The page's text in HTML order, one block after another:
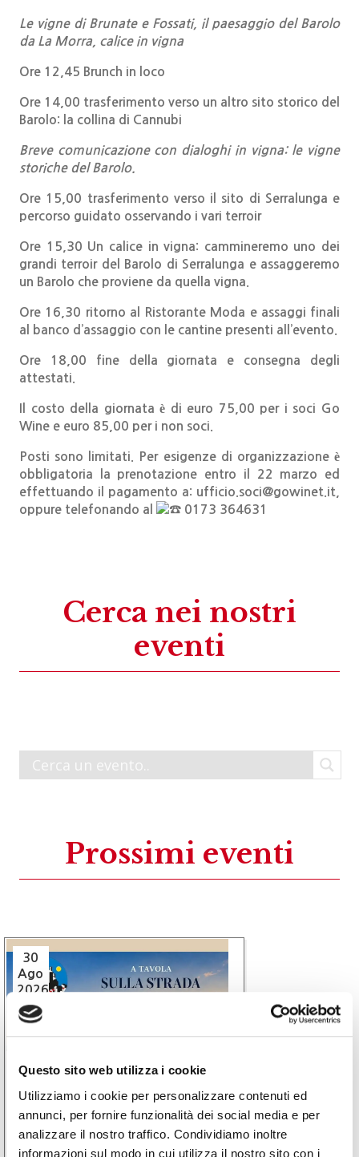
Questo sito web utilizza i cookie
Utilizziamo i cookie per personalizzare contenuti ed
annunci, per fornire funzionalità dei social media e per
analizzare il nostro traffico. Condividiamo inoltre
informazioni sul modo in cui utilizza il nostro sito con i
Le vigne di Brunate e Fossati, il paesaggio del Barolo
da La Morra, calice in vigna
Ore 12,45 Brunch in loco
Ore 14,00 trasferimento verso un altro sito storico del
Barolo: la collina di Cannubi
Breve comunicazione con dialoghi in vigna: le vigne
storiche del Barolo.
Ore 15,00 trasferimento verso il sito di Serralunga e
percorso guidato osservando i vari terroir
Ore 15,30 Un calice in vigna: cammineremo uno dei
grandi terroir del Barolo di Serralunga e assaggeremo
un Barolo che proviene da quella vigna.
Ore 16,30 ritorno al Ristorante Moda e assaggi finali
al banco d’assaggio con le cantine presenti all’evento.
Ore 18,00 fine della giornata e consegna degli
attestati.
Il costo della giornata è di euro 75,00 per i soci Go
Wine e euro 85,00 per i non soci.
Posti sono limitati. Per esigenze di organizzazione è
obbligatoria la prenotazione entro il 22 marzo ed
effettuando il pagamento a: ufficio.soci@gowinet.it
oppure telefonando al
0173 364631
Cerca nei nostri
eventi
Prossimi eventi
30
Ago
2026
Eventi
A Tavola sulla Strada del
Castellinaldo – cena tra le vigne |
Castellinaldo d’Alba | 30.08.26